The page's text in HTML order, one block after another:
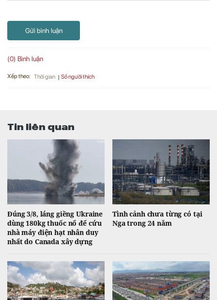
Gửi bình luận
(0) Bình luận
Xếp theo: Thời gian Số người thích
Tin liên quan
Đúng 3/8, láng giềng Ukraine
dùng 180kg thuốc nổ để cứu
nhà máy điện hạt nhân duy
nhất do Canada xây dựng
Tình cảnh chưa từng có tại
Nga trong 24 năm